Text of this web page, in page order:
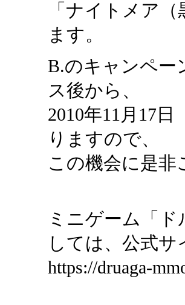
「ナイトメア
ます。
B.のキャンペー
ス後から、
2010年11月17
りますので、
この機会に是非
ミニゲーム「
しては、公式
https://druaga-